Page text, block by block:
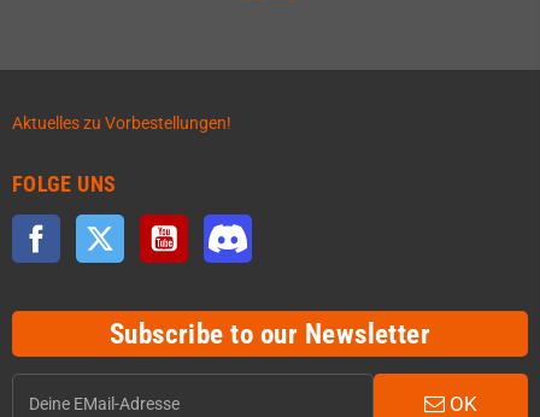
Aktuelles zu Vorbestellungen!
FOLGE UNS
Facebook Twitter YouTube
Subscribe to our Newsletter
OK